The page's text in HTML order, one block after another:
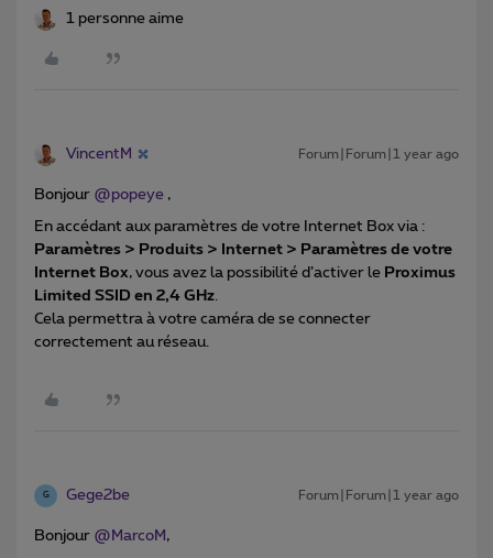
1 personne aime
VincentM Forum|Forum|1 year ago
Bonjour ​ @popeye ,
En accédant aux paramètres de votre Internet Box via :
Paramètres > Produits > Internet > Paramètres de votre
Internet Box, vous avez la possibilité d’activer le Proximus
Limited SSID en 2,4 GHz.
Cela permettra à votre caméra de se connecter
correctement au réseau.
G Gege2be Forum|Forum|1 year ago
Bonjour ​ @MarcoM ,